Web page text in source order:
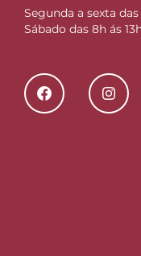
Segunda a sexta das
Sábado das 8h ás